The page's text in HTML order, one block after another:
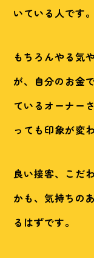
いている人です。
もちろんやる気
が、自分のお金
ているオーナー
っても印象が変
良い接客、こだ
かも、気持ちの
るはずです。